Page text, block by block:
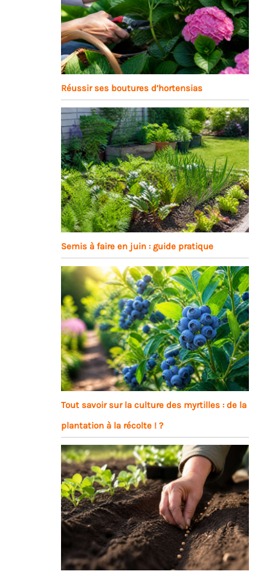
Réussir ses boutures d’hortensias
Semis à faire en juin : guide pratique
Tout savoir sur la culture des myrtilles : de la
plantation à la récolte ! ?